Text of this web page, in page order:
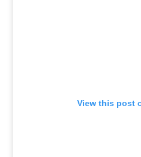
View this post